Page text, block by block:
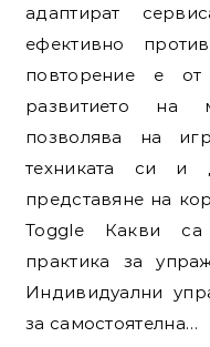
адаптират
ефективно
повторение е от
развитието на
позволява на
техниката си и
представяне на
Toggle Какви са
практика за
Индивидуални
за самостоятелна…